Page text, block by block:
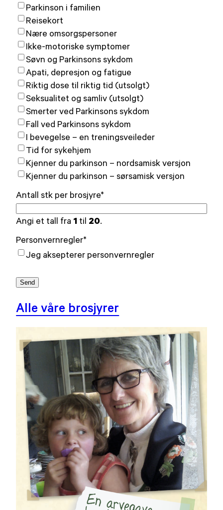
Parkinson i familien
Reisekort
Nære omsorgspersoner
Ikke-motoriske symptomer
Søvn og Parkinsons sykdom
Apati, depresjon og fatigue
Riktig dose til riktig tid (utsolgt)
Seksualitet og samliv (utsolgt)
Smerter ved Parkinsons sykdom
Fall ved Parkinsons sykdom
I bevegelse – en treningsveileder
Tid for sykehjem
Kjenner du parkinson – nordsamisk versjon
Kjenner du parkinson – sørsamisk versjon
Antall stk per brosjyre*
Angi et tall fra 1 til 20.
Personvernregler*
Jeg aksepterer personvernregler
Alle våre brosjyrer